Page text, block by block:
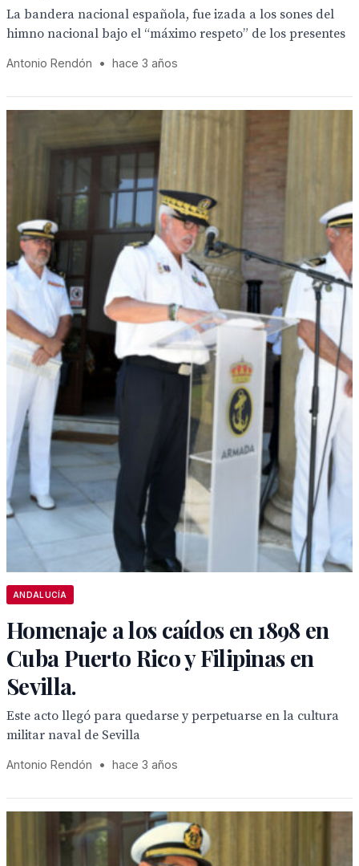
La bandera nacional española, fue izada a los sones del
himno nacional bajo el “máximo respeto” de los presentes
Antonio Rendón • hace 3 años
ANDALUCÍA
Homenaje a los caídos en 1898 en
Cuba Puerto Rico y Filipinas en
Sevilla.
Este acto llegó para quedarse y perpetuarse en la cultura
militar naval de Sevilla
Antonio Rendón • hace 3 años